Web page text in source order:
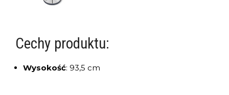
Cechy produktu:
Wysokość: 93,5 cm